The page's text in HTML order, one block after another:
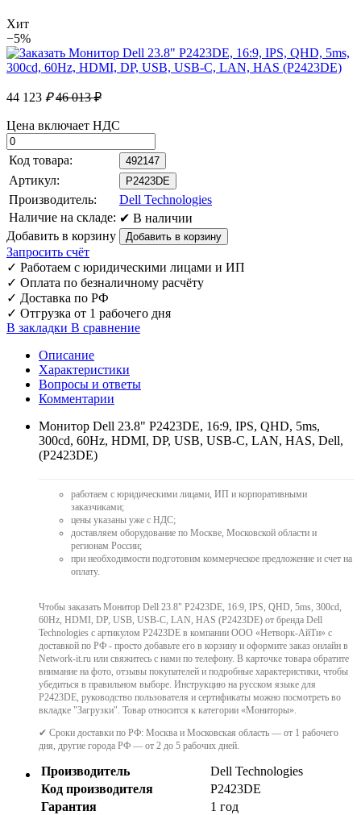
Хит
−5%
44 123 ₽ 46 013 ₽
Цена включает НДС
Код товара: 492147
Артикул: P2423DE
Производитель:
Dell Technologies
Наличие на складе: ✔ В наличии
Добавить в корзину
Запросить счёт
✓ Работаем с юридическими лицами и ИП
✓ Оплата по безналичному расчёту
✓ Доставка по РФ
✓ Отгрузка от 1 рабочего дня
В закладки В сравнение
Описание
Характеристики
Вопросы и ответы
Комментарии
Монитор Dell 23.8" P2423DE, 16:9, IPS, QHD, 5ms,
300cd, 60Hz, HDMI, DP, USB, USB-C, LAN, HAS, Dell,
(P2423DE)
работаем с юридическими лицами, ИП и корпоративными
заказчиками;
цены указаны уже с НДС;
доставляем оборудование по Москве, Московской области и
регионам России;
при необходимости подготовим коммерческое предложение и счет на
оплату.
Чтобы заказать Монитор Dell 23.8" P2423DE, 16:9, IPS, QHD, 5ms, 300cd,
60Hz, HDMI, DP, USB, USB-C, LAN, HAS (P2423DE) от бренда Dell
Technologies с артикулом P2423DE в компании ООО «Нетворк-АйТи» с
доставкой по РФ - просто добавьте его в корзину и оформите заказ онлайн в
Network-it.ru или свяжитесь с нами по телефону. В карточке товара обратите
внимание на фото, отзывы покупателей и подробные характеристики, чтобы
убедиться в правильном выборе. Инструкцию на русском языке для
P2423DE, руководство пользователя и сертификаты можно посмотреть во
вкладке "Загрузки". Товар относится к категории «Мониторы».
✔ Сроки доставки по РФ: Москва и Московская область — от 1 рабочего
дня, другие города РФ — от 2 до 5 рабочих дней.
Производитель
Dell Technologies
Код производителя
P2423DE
Гарантия
1 год